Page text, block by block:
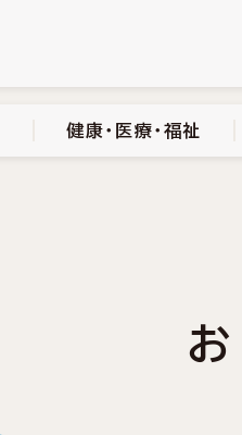
健康・医療・福祉